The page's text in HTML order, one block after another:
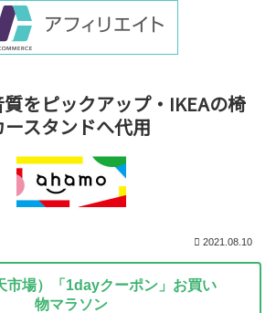
をピックアップ・IKEAの椅
スタンドへ代用
2021.08.10
市場）「1dayクーポン」お買い
物マラソン